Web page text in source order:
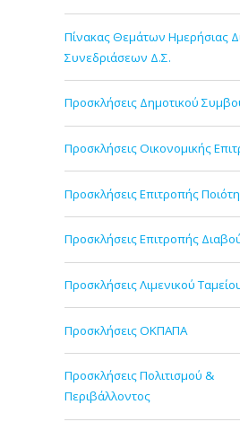
Πίνακας Θεμάτων Ημερήσιας
Συνεδριάσεων Δ.Σ.
Προσκλήσεις Δημοτικού
Προσκλήσεις Οικονομικής
Προσκλήσεις Επιτροπής
Προσκλήσεις Επιτροπής
Προσκλήσεις Λιμενικού
Προσκλήσεις ΟΚΠΑΠΑ
Προσκλήσεις Πολιτισμού &
Περιβάλλοντος